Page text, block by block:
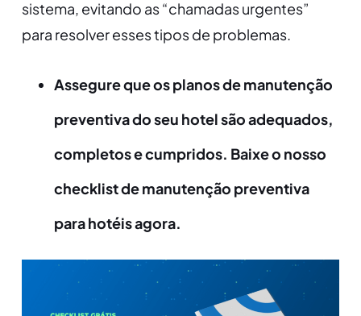
sistema, evitando as “chamadas urgentes”
para resolver esses tipos de problemas.
Assegure que os planos de manutenção
preventiva do seu hotel são adequados,
completos e cumpridos. Baixe o nosso
checklist de manutenção preventiva
para hotéis agora.